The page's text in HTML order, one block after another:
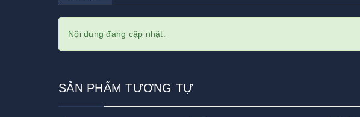
Nội dung đang cập nhật.
SẢN PHẨM TƯƠNG TỰ